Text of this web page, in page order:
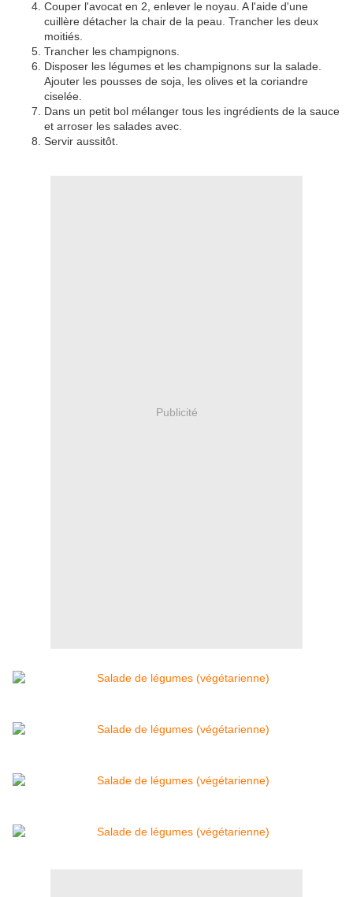
Couper l'avocat en 2, enlever le noyau. A l'aide d'une
cuillère détacher la chair de la peau. Trancher les deux
moitiés.
Trancher les champignons.
Disposer les légumes et les champignons sur la salade.
Ajouter les pousses de soja, les olives et la coriandre
ciselée.
Dans un petit bol mélanger tous les ingrédients de la sauce
et arroser les salades avec.
Servir aussitôt.
Publicité